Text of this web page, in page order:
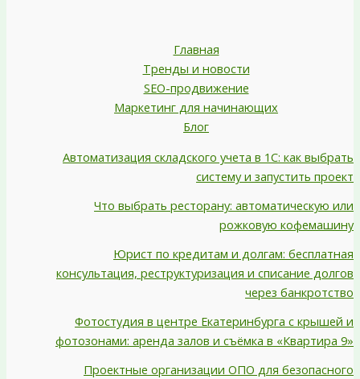
Главная
Тренды и новости
SEO-продвижение
Маркетинг для начинающих
Блог
Автоматизация складского учета в 1С: как выбрать
систему и запустить проект
Что выбрать ресторану: автоматическую или
рожковую кофемашину
Юрист по кредитам и долгам: бесплатная
консультация, реструктуризация и списание долгов
через банкротство
Фотостудия в центре Екатеринбурга с крышей и
фотозонами: аренда залов и съёмка в «Квартира 9»
Проектные организации ОПО для безопасного